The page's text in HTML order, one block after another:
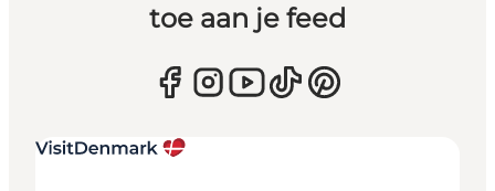
toe aan je feed